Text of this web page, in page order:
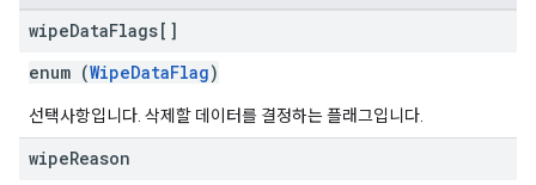
wipeDataFlags[]
enum (WipeDataFlag)
선택사항입니다. 삭제할 데이터를 결정하는 플래그입니다.
wipeReason